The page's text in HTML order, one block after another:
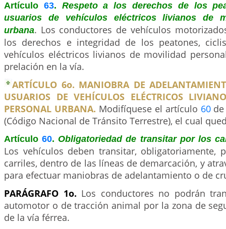
Artículo 63. Respeto a los derechos de los
usuarios de vehículos eléctricos livianos de
urbana. Los conductores de vehículos
los derechos e integridad de los peatones,
vehículos eléctricos livianos de movilidad
prelación en la vía.
ARTÍCULO 6o. MANIOBRA DE
USUARIOS DE VEHÍCULOS ELÉCTRICOS
PERSONAL URBANA. Modifíquese el artículo 60de
(Código Nacional de Tránsito Terrestre), el cual
Artículo60. Obligatoriedad de transitar por los
Los vehículos deben transitar, obligatoriamente,
carriles, dentro de las líneas de demarcación, y
para efectuar maniobras de adelantamiento o de
PARÁGRAFO 1o. Los conductores no podrán
automotor o de tracción animal por la zona de
de la vía férrea.